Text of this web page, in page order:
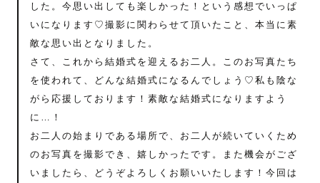
した。今思い出しても楽しかった！という感想でいっぱ
いになります♡撮影に関わらせて頂いたこと、本当に素
敵な思い出となりました。
さて、これから結婚式を迎えるお二人。このお写真たち
を使われて、どんな結婚式になるんでしょう♡私も陰な
がら応援しております！素敵な結婚式になりますよう
に…！
お二人の始まりである場所で、お二人が続いていくため
のお写真を撮影でき、嬉しかったです。また機会がござ
いましたら、どうぞよろしくお願いいたします！今回は